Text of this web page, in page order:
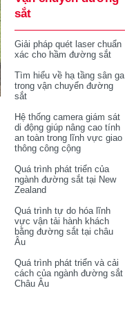
sắt
Giải pháp quét laser chuẩn
xác cho hầm đường sắt
Tìm hiểu về hạ tầng sân ga
trong vận chuyển đường
sắt
Hệ thống camera giám sát
di động giúp nâng cao tính
an toàn trong lĩnh vực giao
thông công cộng
Quá trình phát triển của
ngành đường sắt tại New
Zealand
Quá trình tự do hóa lĩnh
vực vận tải hành khách
bằng đường sắt tại châu
Âu
Quá trình phát triển và cải
cách của ngành đường sắt
Châu Âu